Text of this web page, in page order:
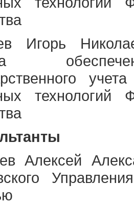
Игорь
технологий
Алексей